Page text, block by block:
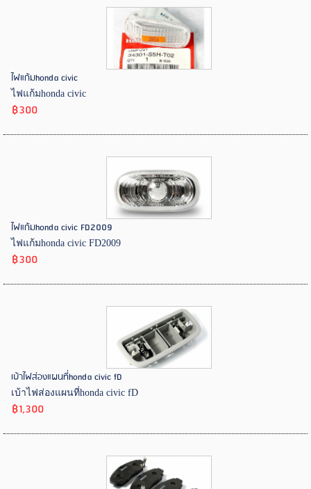
ไฟแก้มhonda civic
ไฟแก้มhonda civic
฿300
ไฟแก้มhonda civic FD2009
ไฟแก้มhonda civic FD2009
฿300
เบ้าไฟส่องแผนที่honda civic fD
เบ้าไฟส่องแผนที่honda civic fD
฿1,300